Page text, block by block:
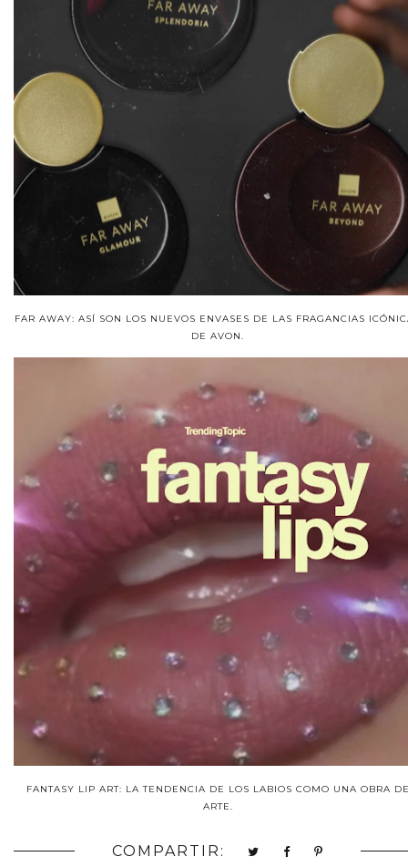
FAR AWAY: ASÍ SON LOS NUEVOS ENVASES DE LAS FRAGANCIAS
DE AVON.
FANTASY LIP ART: LA TENDENCIA DE LOS LABIOS COMO UNA OBRA
ARTE.
COMPARTIR: